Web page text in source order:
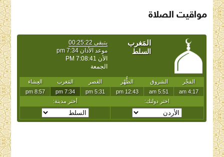
مواقيت الصلاة